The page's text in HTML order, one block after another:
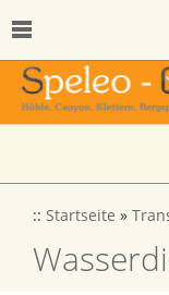
:: Startseite »